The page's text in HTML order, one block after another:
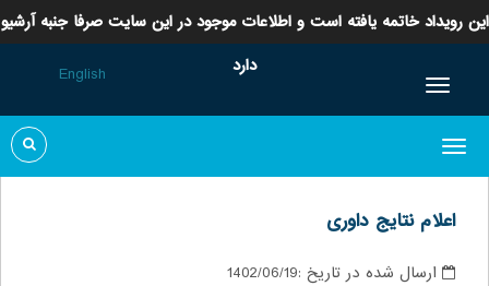
این رویداد خاتمه یافته است و اطلاعات موجود در این سایت صرفا جنبه آرشیو
دارد
English
اعلام نتایج داوری
ارسال شده در تاریخ :1402/06/19